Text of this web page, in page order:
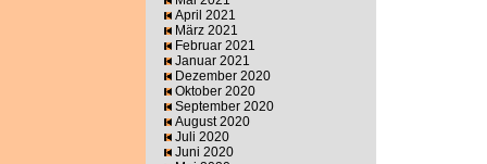
April 2021
März 2021
Februar 2021
Januar 2021
Dezember 2020
Oktober 2020
September 2020
August 2020
Juli 2020
Juni 2020